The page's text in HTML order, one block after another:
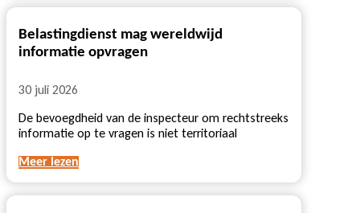
Belastingdienst mag wereldwijd
informatie opvragen
30 juli 2026
De bevoegdheid van de inspecteur om rechtstreeks
informatie op te vragen is niet territoriaal
Meer lezen